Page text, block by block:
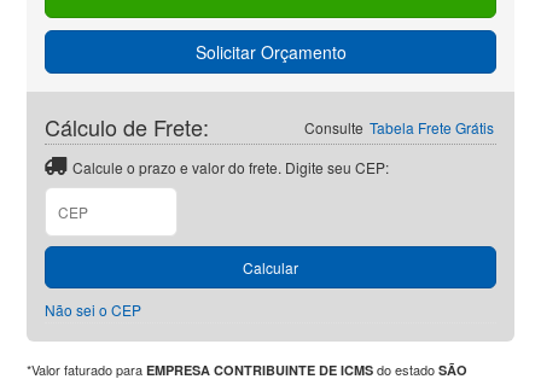
Solicitar Orçamento
Consulte Tabela Frete Grátis
Cálculo de Frete:
Calcule o prazo e valor do frete. Digite seu CEP:
CEP
Calcular
Não sei o CEP
*Valor faturado paraEMPRESA CONTRIBUINTE DE ICMS do estadoSÃO